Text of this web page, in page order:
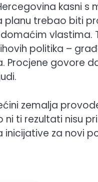
kasni
planu trebao biti
vlastima.
politika –
Procjene govore
zemalja
ni ti rezultati nisu
inicijative za novi